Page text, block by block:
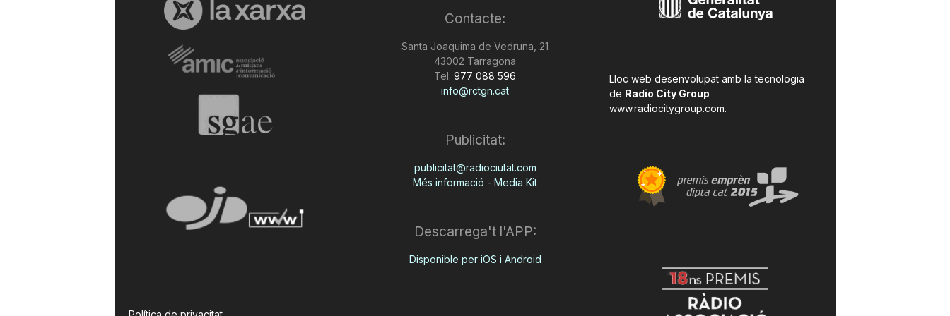
a
g
Contacte:
Santa Joaquima de Vedruna, 21
43002 Tarragona
Tel: 977 088 596
info@rctgn.cat
Publicitat:
publicitat@radiociutat.com
Més informació - Media Kit
Descarrega't l'APP:
Disponible per iOS i Android
Lloc web desenvolupat amb la tecnologia
de Radio City Group
www.radiocitygroup.com.